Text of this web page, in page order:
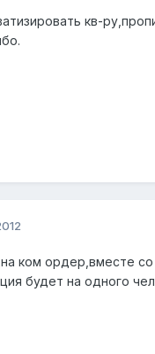
кв-
ком ордер,вместе
будет на одного